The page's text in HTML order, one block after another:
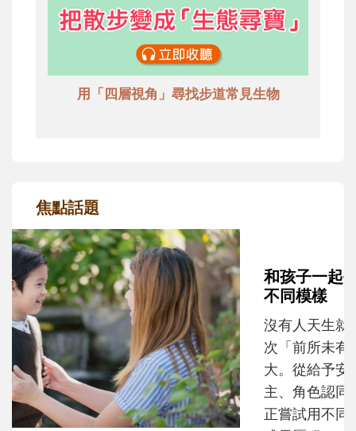
用「四層視角」尋找步道常見生物
焦點話題
和孩子一起長大的那個男人│讀懂父親的
不同模樣
沒有人天生就擅長當爸爸！男人總是在一次
次「前所未有」的體驗中，跟著孩子一起長
大。從給予安全感的肢體遊戲，到獨立自
主、角色認同及解決問題的能力養成。爸爸
正嘗試用不同的模樣，參與孩子每個重要的